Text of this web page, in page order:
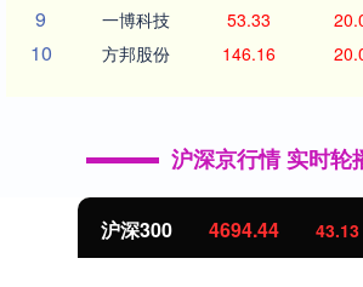
9 一博科技 53.33
10 方邦股份 146.16
沪深京行情 实时轮
北证50 1134.24 11.37